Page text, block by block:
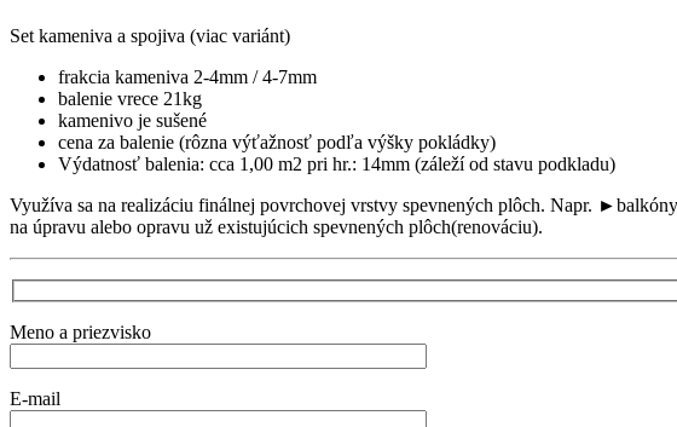
Set kameniva a spojiva (viac variánt)
frakcia kameniva 2-4mm / 4-7mm
balenie vrece 21kg
kamenivo je sušené
cena za balenie (rôzna výťažnosť podľa výšky pokládky)
Výdatnosť balenia: cca 1,00 m2 pri hr.: 14mm (záleží od stavu podkladu)
Využíva sa na realizáciu finálnej povrchovej vrstvy spevnených plôch. Napr.
na úpravu alebo opravu už existujúcich spevnených plôch(renováciu).
Meno a priezvisko
E-mail